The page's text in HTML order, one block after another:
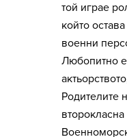
той играе
който
военни
Любопитно
Родителите